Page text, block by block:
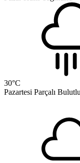
30°C
Pazartesi Parçalı Bulutlu